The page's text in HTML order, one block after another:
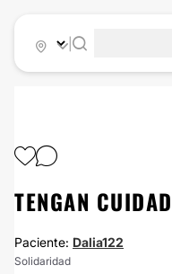
TENGAN
Paciente: Dalia122
Solidaridad